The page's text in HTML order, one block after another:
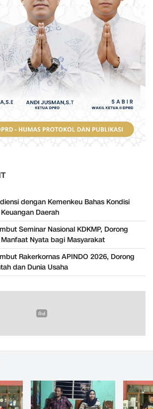
dengan Kemenkeu Bahas Kondisi
Daerah
Seminar Nasional KDKMP, Dorong
Nyata bagi Masyarakat
Rakerkornas APINDO 2026, Dorong
dan Dunia Usaha